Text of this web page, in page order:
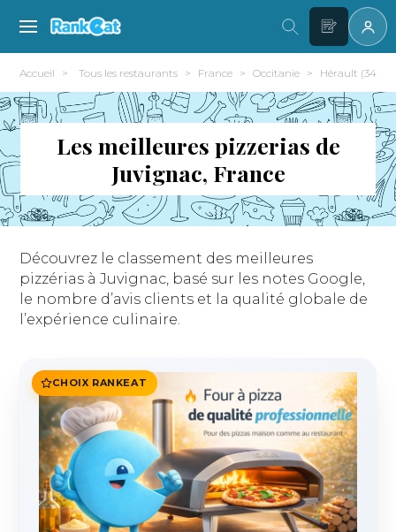
Accueil Tous les restaurants France Occitanie Hérault (34)
Les meilleures pizzerias de
Juvignac, France
Découvrez le classement des meilleures
pizzérias à Juvignac, basé sur les notes Google,
le nombre d’avis clients et la qualité globale de
l’expérience culinaire.
CHOIX RANKEAT